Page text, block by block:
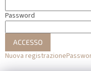
Password
ACCESSO
Nuova registrazione